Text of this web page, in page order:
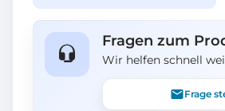
Fragen zum
Wir helfen schnell
Frage